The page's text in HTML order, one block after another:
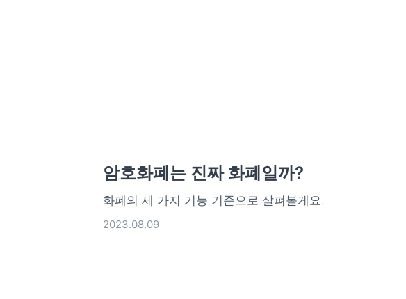
암호화폐는 진짜 화폐일까?
화폐의 세 가지 기능 기준으로 살펴볼게요.
2023.08.09